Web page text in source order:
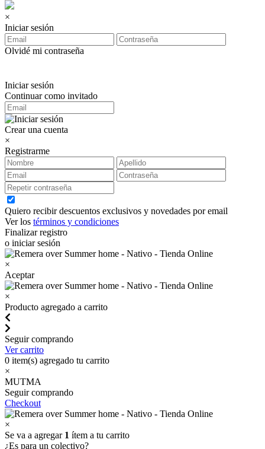
×
Iniciar sesión
Olvidé mi contraseña
Iniciar sesión
Continuar como invitado
Crear una cuenta
×
Registrarme
Quiero recibir descuentos exclusivos y novedades por email
Ver los términos y condiciones
Finalizar registro
o iniciar sesión
×
Aceptar
×
Producto agregado a carrito
Seguir comprando
Ver carrito
0 item(s) agregado tu carrito
×
MUTMA
Seguir comprando
Checkout
×
Se va a agregar 1 ítem a tu carrito
¿Es para un colectivo?